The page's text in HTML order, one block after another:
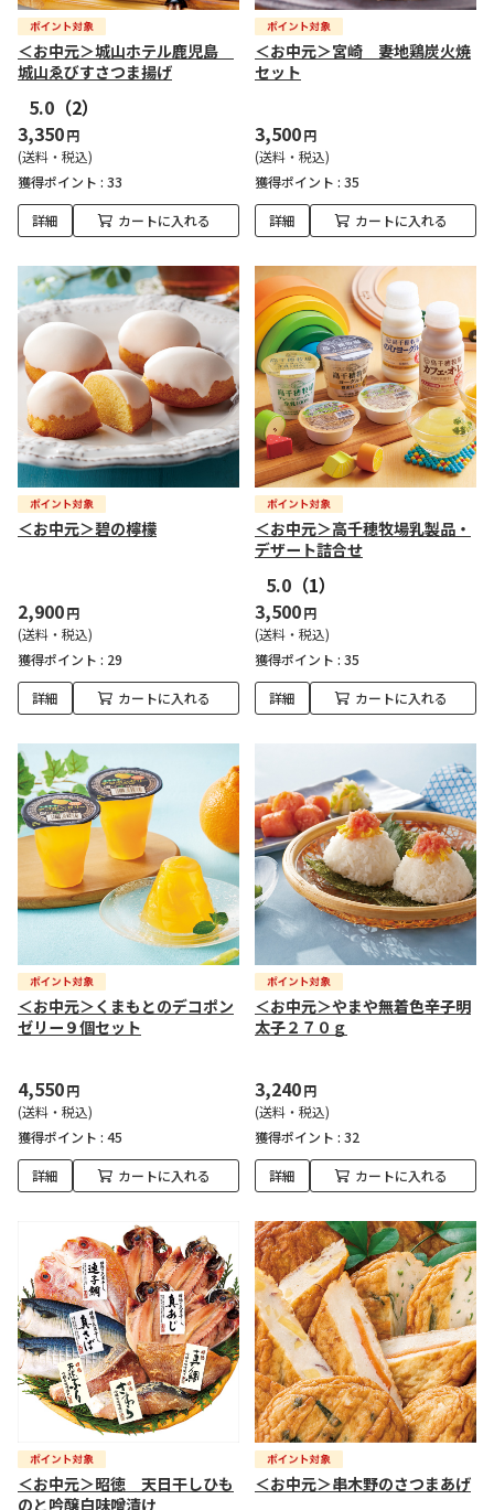
＜お中元＞城山ホテル鹿児島
城山ゑびすさつま揚げ
5.0 （2）
3,350円
(送料・税込)
獲得ポイント : 33
詳細 カートに入れる
＜お中元＞宮崎 妻地鶏炭火焼
セット
3,500円
(送料・税込)
獲得ポイント : 35
詳細 カートに入れる
＜お中元＞碧の檸檬
2,900円
(送料・税込)
獲得ポイント : 29
詳細 カートに入れる
＜お中元＞高千穂牧場乳製品・
デザート詰合せ
5.0 （1）
3,500円
(送料・税込)
獲得ポイント : 35
詳細 カートに入れる
＜お中元＞くまもとのデコポン
ゼリー９個セット
4,550円
(送料・税込)
獲得ポイント : 45
詳細 カートに入れる
＜お中元＞やまや無着色辛子明
太子２７０ｇ
3,240円
(送料・税込)
獲得ポイント : 32
詳細 カートに入れる
＜お中元＞昭徳 天日干しひも
のと吟醸白味噌漬け
＜お中元＞串木野のさつまあげ